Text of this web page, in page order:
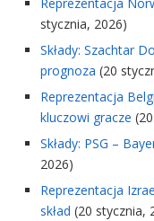
stycznia, 2026)
Składy: Szachtar
prognoza (20
Reprezentacja
kluczowi gracze
Składy: PSG –
2026)
Reprezentacja
skład (20 stycznia,